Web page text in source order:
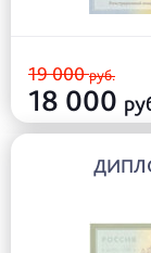
19 000руб.
18 000